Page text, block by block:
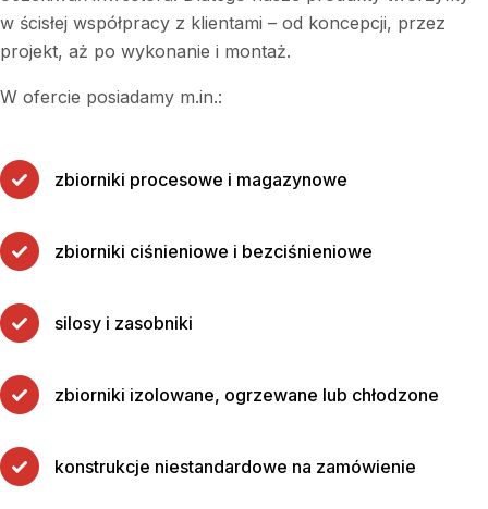
w ścisłej współpracy z klientami – od koncepcji, przez
projekt, aż po wykonanie i montaż.
W ofercie posiadamy m.in.:
zbiorniki procesowe i magazynowe
zbiorniki ciśnieniowe i bezciśnieniowe
silosy i zasobniki
zbiorniki izolowane, ogrzewane lub chłodzone
konstrukcje niestandardowe na zamówienie